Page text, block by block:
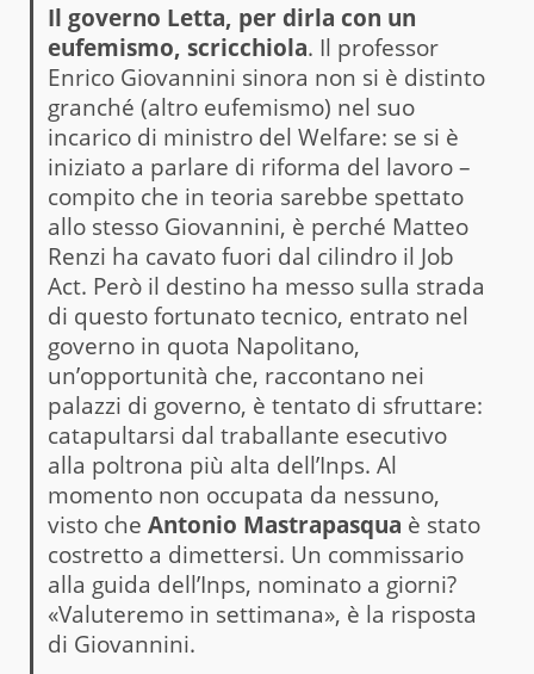
Il governo Letta, per dirla con un
eufemismo, scricchiola. Il professor
Enrico Giovannini sinora non si è distinto
granché (altro eufemismo) nel suo
incarico di ministro del Welfare: se si è
iniziato a parlare di riforma del lavoro –
compito che in teoria sarebbe spettato
allo stesso Giovannini, è perché Matteo
Renzi ha cavato fuori dal cilindro il Job
Act. Però il destino ha messo sulla strada
di questo fortunato tecnico, entrato nel
governo in quota Napolitano,
un’opportunità che, raccontano nei
palazzi di governo, è tentato di sfruttare:
catapultarsi dal traballante esecutivo
alla poltrona più alta dell’Inps. Al
momento non occupata da nessuno,
visto che Antonio Mastrapasqua è stato
costretto a dimettersi. Un commissario
alla guida dell’Inps, nominato a giorni?
«Valuteremo in settimana», è la risposta
di Giovannini.